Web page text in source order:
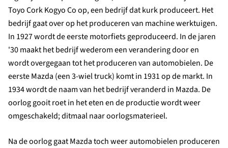
Toyo Cork Kogyo Co op, een bedrijf dat kurk produceert. Het
bedrijf gaat over op het produceren van machine werktuigen.
In 1927 wordt de eerste motorfiets geproduceerd. In de jaren
'30 maakt het bedrijf wederom een verandering door en
wordt overgegaan tot het produceren van automobielen. De
eerste Mazda (een 3-wiel truck) komt in 1931 op de markt. In
1934 wordt de naam van het bedrijf veranderd in Mazda. De
oorlog gooit roet in het eten en de productie wordt weer
omgeschakeld; ditmaal naar oorlogsmaterieel.
Na de oorlog gaat Mazda toch weer automobielen produceren